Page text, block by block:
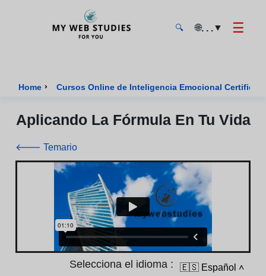
🔍 🌐. . .▼ ☰
Home › Cursos Online de Inteligencia Emocional
Aplicando La Fórmula En Tu Vida
🡐 Temario
Selecciona el idioma : 🇪🇸 Español ˄